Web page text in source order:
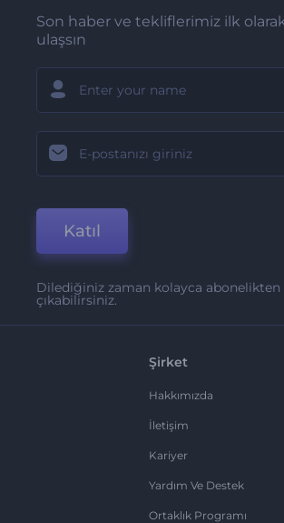
Son haber ve tekliflerimiz ilk
ulaşsın
Katıl
Dilediğiniz zaman kolayca abonelikten
çıkabilirsiniz.
Şirket
Hakkımızda
İletişim
Kariyer
Yardım Ve Destek
Ortaklık Programı